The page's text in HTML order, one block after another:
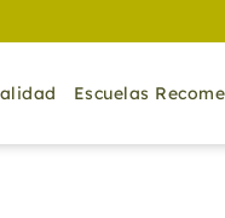
Escuelas